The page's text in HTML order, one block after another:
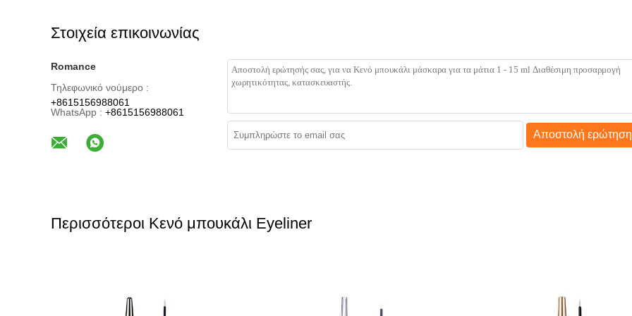
Στοιχεία επικοινωνίας
Romance
Τηλεφωνικό νούμερο :
+8615156988061
WhatsApp : +8615156988061
Αποστολή
Περισσότεροι Κενό μπουκάλι Eyeliner